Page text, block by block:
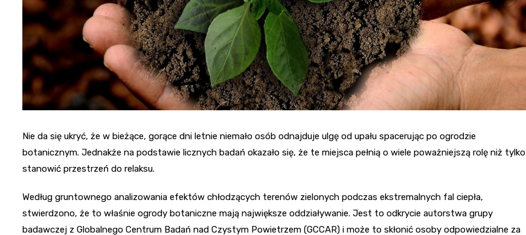
Nie da się ukryć, że w bieżące, gorące dni letnie niemało osób odnajduje ulgę od upału spacerując po ogrodzie
botanicznym. Jednakże na podstawie licznych badań okazało się, że te miejsca pełnią o wiele poważniejszą rolę niż tylko
stanowić przestrzeń do relaksu.
Według gruntownego analizowania efektów chłodzących terenów zielonych podczas ekstremalnych fal ciepła,
stwierdzono, że to właśnie ogrody botaniczne mają największe oddziaływanie. Jest to odkrycie autorstwa grupy
badawczej z Globalnego Centrum Badań nad Czystym Powietrzem (GCCAR) i może to skłonić osoby odpowiedzialne za